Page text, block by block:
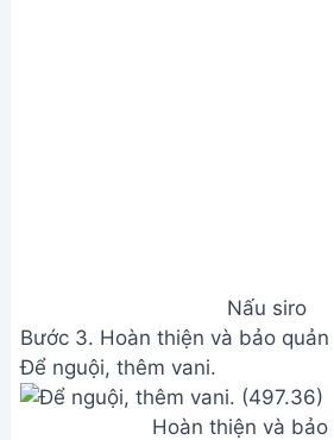
Nấu siro
Bước 3. Hoàn thiện và bảo quản
Để nguội, thêm vani.
Hoàn thiện và bảo